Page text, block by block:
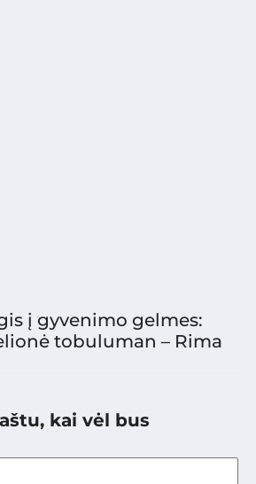
į gyvenimo gelmes:
tobuluman – Rima
kai vėl bus